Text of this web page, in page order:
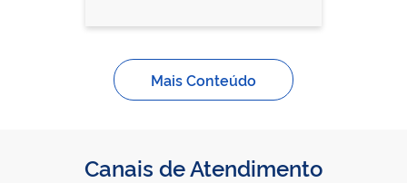
Mais Conteúdo
Canais de Atendimento